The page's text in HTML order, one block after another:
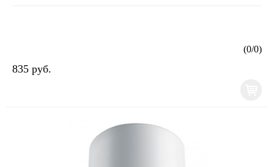
(0/0)
835 руб.